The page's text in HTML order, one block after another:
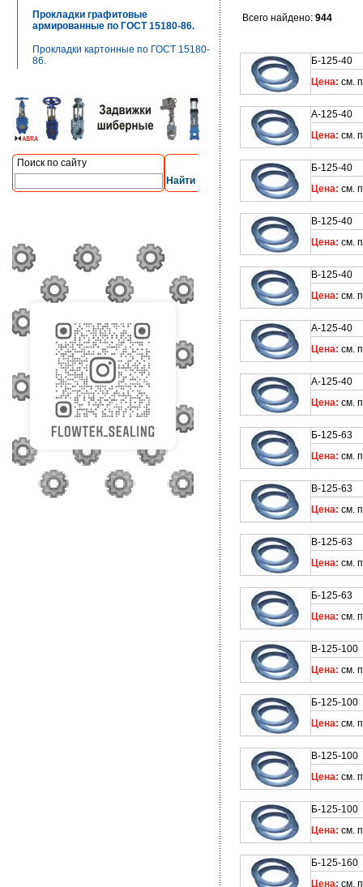
Прокладки графитовые
армированные по ГОСТ 15180-86.
Прокладки картонные по ГОСТ 15180-
86.
Поиск по сайту
Найти
Всего найдено: 944
Б-125-40
Цена: см.
А-125-40
Цена: см.
Б-125-40
Цена: см.
В-125-40
Цена: см.
В-125-40
Цена: см.
А-125-40
Цена: см.
А-125-40
Цена: см.
Б-125-63
Цена: см.
В-125-63
Цена: см.
В-125-63
Цена: см.
Б-125-63
Цена: см.
В-125-
Цена: см.
Б-125-
Цена: см.
В-125-
Цена: см.
Б-125-
Цена: см.
Б-125-
Цена: см.